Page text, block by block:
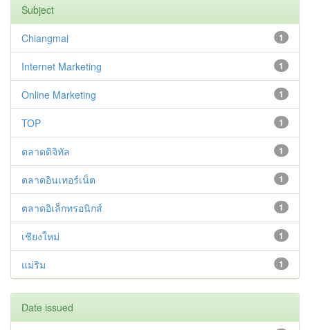
Subject
1
Chiangmai
1
Internet Marketing
1
Online Marketing
1
TOP
1
ตลาดดิจิทัล
1
ตลาดอินเทอร์เน็ต
1
ตลาดอิเล็กทรอนิกส์
1
เชียงใหม่
1
แม่ริม
Date issued